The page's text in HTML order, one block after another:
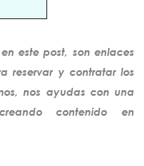
este post, son enlaces
reservar y contratar los
nos ayudas con una
contenido en